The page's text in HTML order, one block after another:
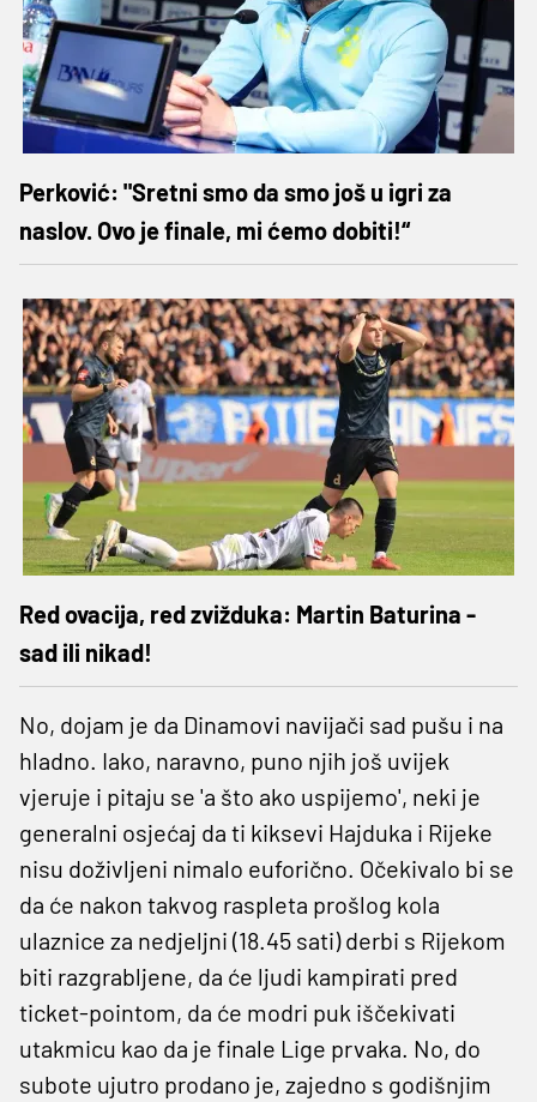
Perković: "Sretni smo da smo još u igri za
naslov. Ovo je finale, mi ćemo dobiti!“
Red ovacija, red zvižduka: Martin Baturina -
sad ili nikad!
No, dojam je da Dinamovi navijači sad pušu i na
hladno. Iako, naravno, puno njih još uvijek
vjeruje i pitaju se 'a što ako uspijemo', neki je
generalni osjećaj da ti kiksevi Hajduka i Rijeke
nisu doživljeni nimalo euforično. Očekivalo bi se
da će nakon takvog raspleta prošlog kola
ulaznice za nedjeljni (18.45 sati) derbi s Rijekom
biti razgrabljene, da će ljudi kampirati pred
ticket-pointom, da će modri puk iščekivati
utakmicu kao da je finale Lige prvaka. No, do
subote ujutro prodano je, zajedno s godišnjim